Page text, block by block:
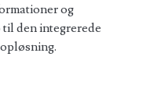
og
den integrerede